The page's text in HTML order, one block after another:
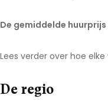
De gemiddelde
Lees verder over hoe
De regio